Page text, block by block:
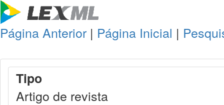
Página Anterior | Página Inicial |
Tipo
Artigo de revista